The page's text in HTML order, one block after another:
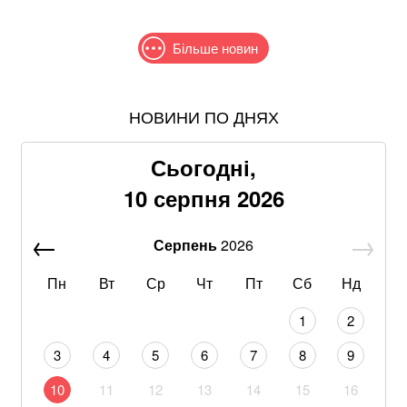
Більше новин
Співаків і телеведучих хочуть позбавити броні: у
Втратили пенсійне посвідчення: у ПФУ пояснили, як
швидко отримати нове
Другий тур без шансів: опитування показало, кому
Біблійне нашестя сарани накрило Росію: величезна
Свиней саджали до в'язниці та страчували: як у
Середньовіччі карали тварин
НОВИНИ ПО ДНЯХ
Сьогодні,
10 серпня 2026
Серпень2026
Пн
Вт Ср Чт Пт Сб Нд
1
2
3
4 5 6 7 8
9
10
11 12 13 14 15
16